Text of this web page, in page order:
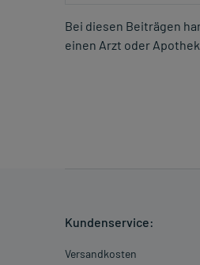
Bei diesen Beiträgen
einen Arzt oder
Kundenservice:
Versandkosten